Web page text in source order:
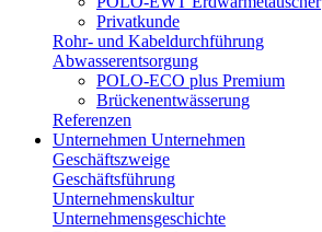
Privatkunde
Rohr- und Kabeldurchführung
Abwasserentsorgung
POLO-ECO plus Premium
Brückenentwässerung
Referenzen
Unternehmen Unternehmen
Geschäftszweige
Geschäftsführung
Unternehmenskultur
Unternehmensgeschichte